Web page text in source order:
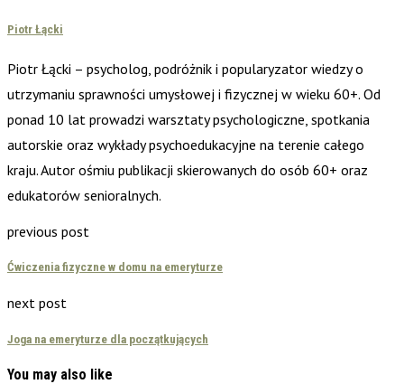
Piotr Łącki
Piotr Łącki – psycholog, podróżnik i popularyzator wiedzy o
utrzymaniu sprawności umysłowej i fizycznej w wieku 60+. Od
ponad 10 lat prowadzi warsztaty psychologiczne, spotkania
autorskie oraz wykłady psychoedukacyjne na terenie całego
kraju. Autor ośmiu publikacji skierowanych do osób 60+ oraz
edukatorów senioralnych.
previous post
Ćwiczenia fizyczne w domu na emeryturze
next post
Joga na emeryturze dla początkujących
You may also like